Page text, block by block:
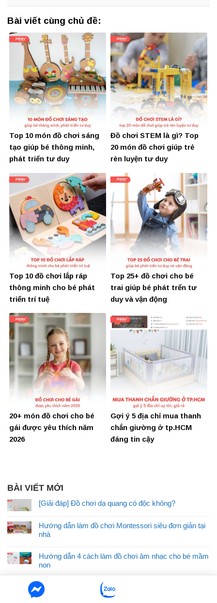
Bài viết cùng chủ đề:
Top 10 món đồ chơi sáng
tạo giúp bé thông minh,
phát triển tư duy
Đồ chơi STEM là gì? Top
20 món đồ chơi giúp trẻ
rèn luyện tư duy
Top 10 đồ chơi lắp ráp
thông minh cho bé phát
triển trí tuệ
Top 25+ đồ chơi cho bé
trai giúp bé phát trển tư
duy và vận động
20+ món đồ chơi cho bé
gái được yêu thích năm
2026
Gợi ý 5 địa chỉ mua thanh
chắn giường ở tp.HCM
đáng tin cậy
BÀI VIẾT MỚI
[Giải đáp] Đồ chơi dạ quang có độc không?
Hướng dẫn làm đồ chơi Montessori siêu đơn giản tại
nhà
Hướng dẫn 4 cách làm đồ chơi âm nhạc cho bé mầm
non
Đồ chơi đất nặn là gì? Hướng dẫn chọn đất nặn cho
bé an toàn